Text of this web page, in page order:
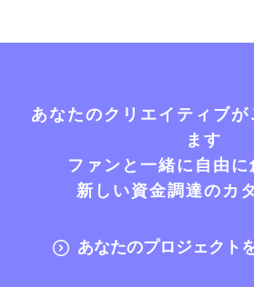
あなたのクリエイティブが
ます
ファンと一緒に自由
新しい資金調達のカ
あなたのプロジェクト